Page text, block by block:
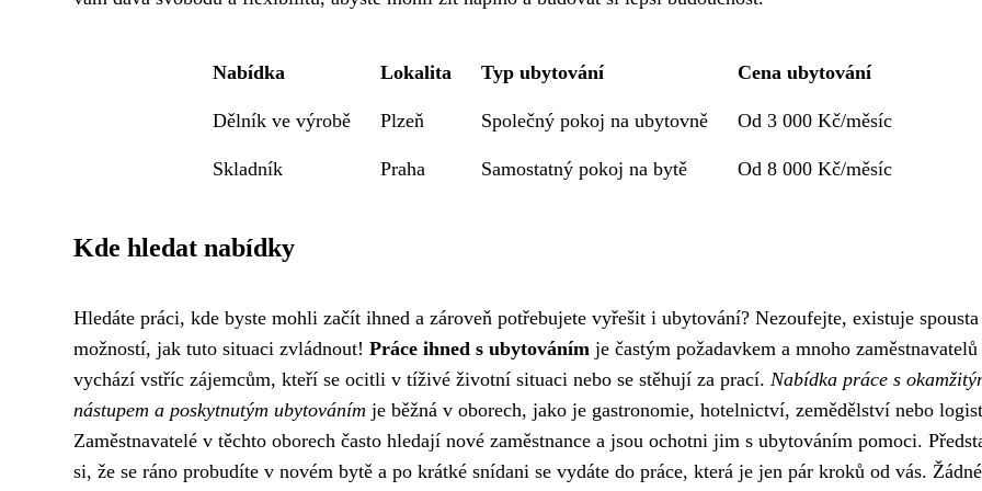
Nabídka Lokalita Typ ubytování Cena ubytování
Dělník ve výrobě Plzeň Společný pokoj na ubytovně Od 3 000 Kč/měsíc
Skladník Praha Samostatný pokoj na bytě Od 8 000 Kč/měsíc
Kde hledat nabídky
Hledáte práci, kde byste mohli začít ihned a zároveň potřebujete vyřešit i ubytování? Nezoufejte, existuje spousta
možností, jak tuto situaci zvládnout! Práce ihned s ubytováním je častým požadavkem a mnoho zaměstnavatelů
vychází vstříc zájemcům, kteří se ocitli v tíživé životní situaci nebo se stěhují za prací. Nabídka práce s
nástupem a poskytnutým ubytováním je běžná v oborech, jako je gastronomie, hotelnictví, zemědělství nebo
Zaměstnavatelé v těchto oborech často hledají nové zaměstnance a jsou ochotni jim s ubytováním pomoci.
si, že se ráno probudíte v novém bytě a po krátké snídani se vydáte do práce, která je jen pár kroků od vás. Žádné